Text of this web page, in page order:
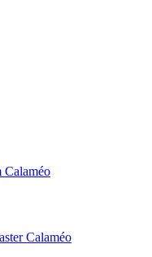
Calaméo
Calaméo